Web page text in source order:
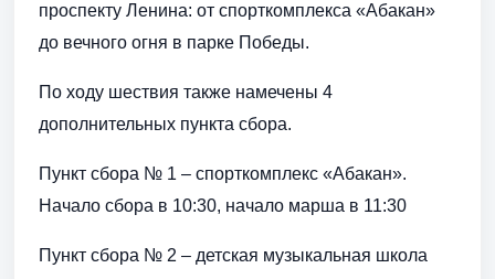
проспекту Ленина: от спорткомплекса «Абакан»
до вечного огня в парке Победы.
По ходу шествия также намечены 4
дополнительных пункта сбора.
Пункт сбора № 1 – спорткомплекс «Абакан».
Начало сбора в 10:30, начало марша в 11:30
Пункт сбора № 2 – детская музыкальная школа